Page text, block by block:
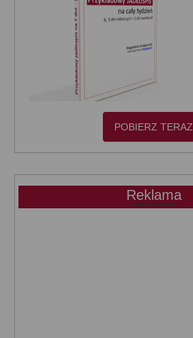
POBIERZ TERAZ
Reklama